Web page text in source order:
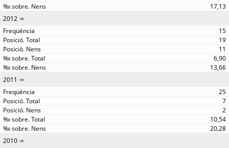
17,13
2012
15
19
11
6,90
13,66
2011
25
7
2
10,54
20,28
2010